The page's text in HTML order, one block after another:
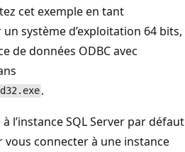
cet exemple en tant
système d’exploitation 64 bits,
de données ODBC avec
.
l’instance SQL Server par défaut
connecter à une instance